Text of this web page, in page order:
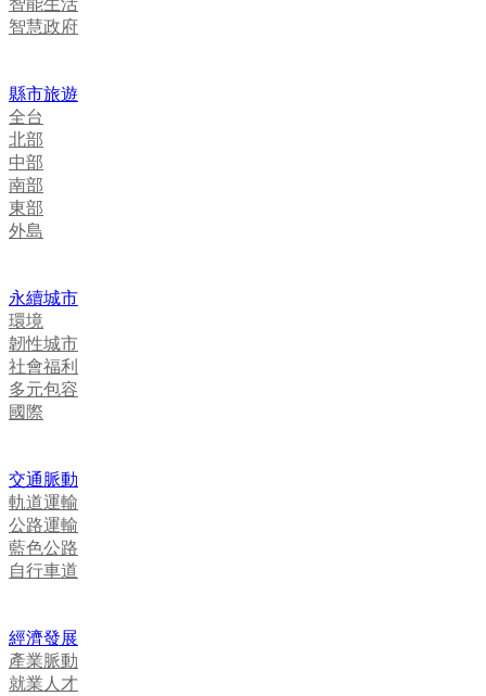
智能生活
智慧政府
縣市旅遊
全台
北部
中部
南部
東部
外島
永續城市
環境
韌性城市
社會福利
多元包容
國際
交通脈動
軌道運輸
公路運輸
藍色公路
自行車道
經濟發展
產業脈動
就業人才